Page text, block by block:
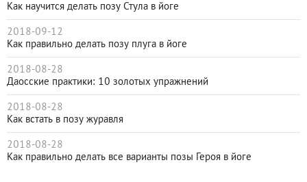
Как научится делать позу Стула в йоге
2018-09-12
Как правильно делать позу плуга в йоге
2018-08-28
Даосские практики: 10 золотых упражнений
2018-08-28
Как встать в позу журавля
2018-08-28
Как правильно делать все варианты позы Героя в йоге